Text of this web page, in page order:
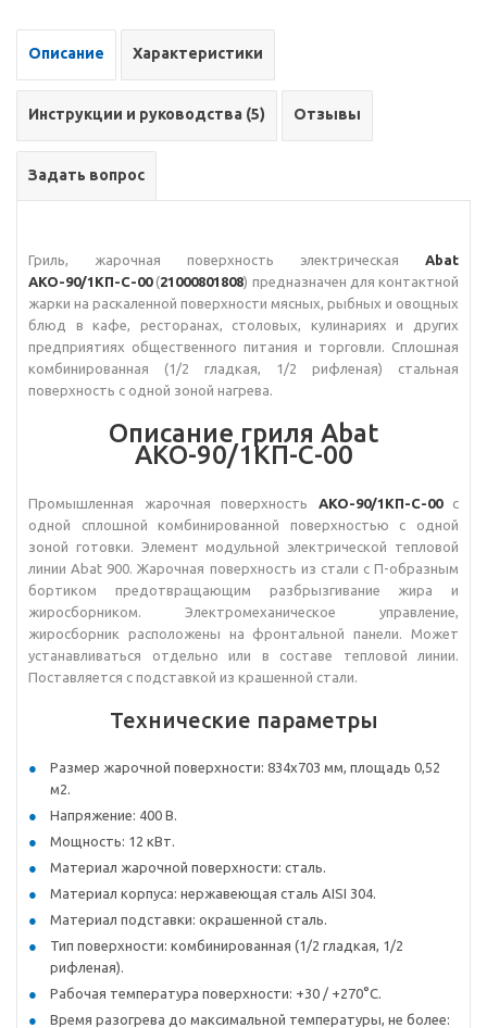
Описание Характеристики
Инструкции и руководства (5) Отзывы
Задать вопрос
Гриль, жарочная поверхность электрическая Abat
АКО-90/1КП-С-00(21000801808) предназначен для контактной
жарки на раскаленной поверхности мясных, рыбных и овощных
блюд в кафе, ресторанах, столовых, кулинариях и других
предприятиях общественного питания и торговли. Сплошная
комбинированная (1/2 гладкая, 1/2 рифленая) стальная
поверхность с одной зоной нагрева.
Описание гриля Abat
АКО-90/1КП-С-00
Промышленная жарочная поверхность АКО-90/1КП-С-00с
одной сплошной комбинированной поверхностью с одной
зоной готовки. Элемент модульной электрической тепловой
линии Abat 900. Жарочная поверхность из стали с П-образным
бортиком предотвращающим разбрызгивание жира и
жиросборником. Электромеханическое управление,
жиросборник расположены на фронтальной панели. Может
устанавливаться отдельно или в составе тепловой линии.
Поставляется с подставкой из крашенной стали.
Технические параметры
Размер жарочной поверхности: 834х703 мм, площадь 0,52
м2.
Напряжение: 400 В.
Мощность: 12 кВт.
Материал жарочной поверхности: сталь.
Материал корпуса: нержавеющая сталь AISI 304.
Материал подставки: окрашенной сталь.
Тип поверхности: комбинированная (1/2 гладкая, 1/2
рифленая).
Рабочая температура поверхности: +30 / +270°C.
Время разогрева до максимальной температуры, не более: